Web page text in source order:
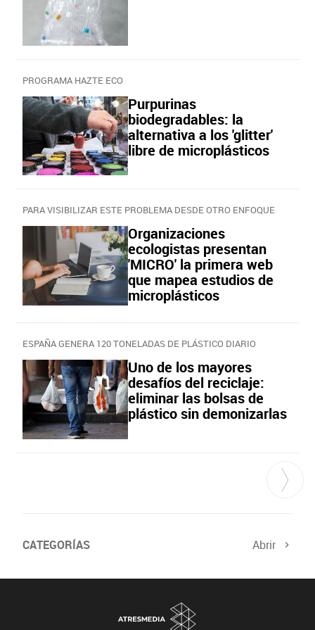
PROGRAMA HAZTE ECO
Purpurinas
biodegradables: la
alternativa a los 'glitter'
libre de microplásticos
PARA VISIBILIZAR ESTE PROBLEMA DESDE OTRO ENFOQUE
Organizaciones
ecologistas presentan
'MICRO' la primera web
que mapea estudios de
microplásticos
ESPAÑA GENERA 120 TONELADAS DE PLÁSTICO DIARIO
Uno de los mayores
desafíos del reciclaje:
eliminar las bolsas de
plástico sin demonizarlas
CATEGORÍAS Abrir